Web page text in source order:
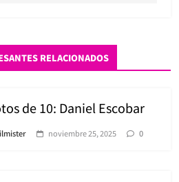
RELACIONADOS
de 10: Daniel Escobar
noviembre 25, 2025 0